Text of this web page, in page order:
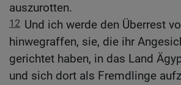
auszurotten.
12 Und ich werde den Überrest
hinwegraffen, sie, die ihr
gerichtet haben, in das Land
und sich dort als Fremdlinge